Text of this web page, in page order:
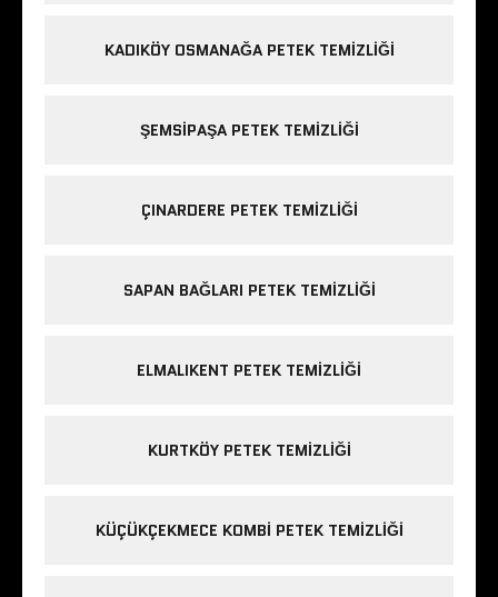
KADIKÖY OSMANAĞA PETEK TEMIZLIĞI
ŞEMSIPAŞA PETEK TEMIZLIĞI
ÇINARDERE PETEK TEMIZLIĞI
SAPAN BAĞLARI PETEK TEMIZLIĞI
ELMALIKENT PETEK TEMIZLIĞI
KURTKÖY PETEK TEMIZLIĞI
KÜÇÜKÇEKMECE KOMBI PETEK TEMIZLIĞI